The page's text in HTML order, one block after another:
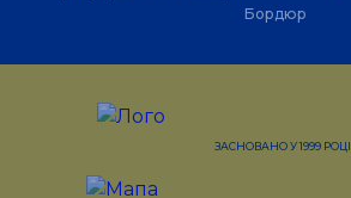
ЗАСНОВАНО У 1999 РОЦІ
Бордюр